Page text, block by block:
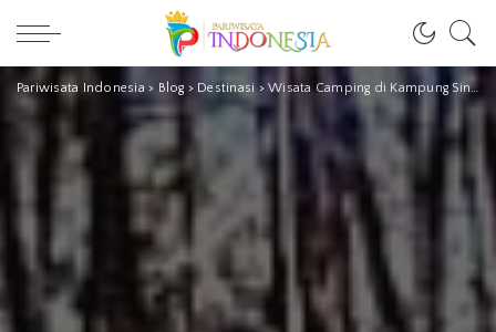
Pariwisata Indonesia > Blog > Destinasi >Wisata Camping di Kampung Singkur Pangalengan, Kab. Bandung